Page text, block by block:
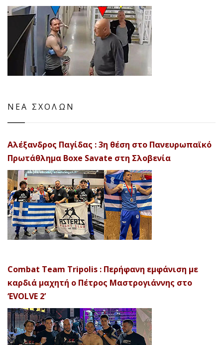
ΝΕΑ ΣΧΟΛΩΝ
Αλέξανδρος Παγίδας : 3η θέση στο Πανευρωπαϊκό
Πρωτάθλημα Boxe Savate στη Σλοβενία
Combat Team Tripolis : Περήφανη εμφάνιση με
καρδιά μαχητή ο Πέτρος Μαστρογιάννης στο
‘EVOLVE 2’